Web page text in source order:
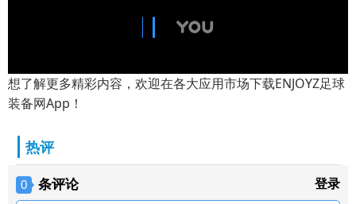
想了解更多精彩内容，欢迎在各大应用市场下载ENJOYZ足球
装备网App！
热评
0 条评论 登录